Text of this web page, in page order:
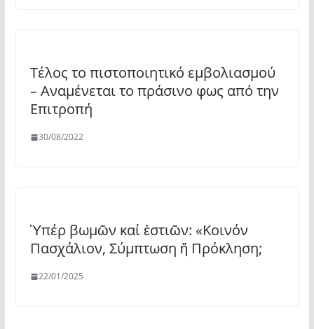
Τέλος το πιστοποιητικό εμβολιασμού
– Αναμένεται το πράσινο φως από την
Επιτροπή
30/08/2022
Ὑπέρ βωμῶν καί ἑστιῶν: «Κοινόν
Πασχάλιον, Σύμπτωση ἤ Πρόκληση;
22/01/2025